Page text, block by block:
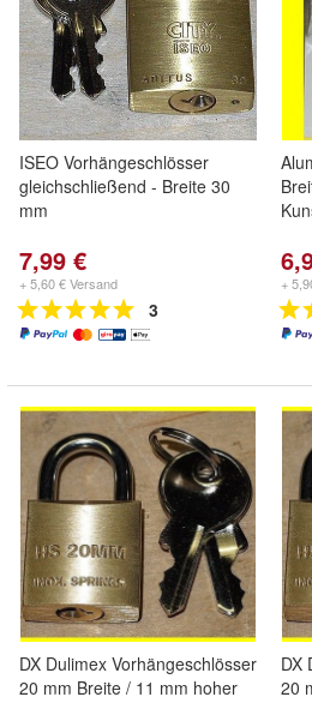
ISEO Vorhängeschlösser
gleichschließend - Breite 30
mm
7,99 €
+ 5,60 € Versand
3
+
DX Dulimex Vorhängeschlösser
20 mm Breite / 11 mm hoher
DX
20